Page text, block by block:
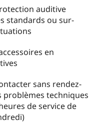
auditive
standards ou sur-
en
sans rendez-
problèmes techniques
de service de